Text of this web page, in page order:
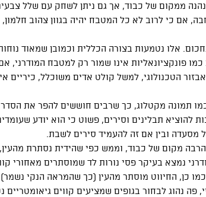
ממקום של כבוד, אך גם ניתן לשחק עם שלל
אם כי לרוב לא כל המטבח יהיה בגוון צהוב חלמון,
אלו נטמעות בצורה הכללית וכמובן שמאוד
פונקציונאליות אינו שמור רק למטבח המודרני,
הטכנולוגי, למשל קולט אדים משוכלל, כיריים
תמונה מקטלוג, כך שרבים חוששים להפר את הסדר
להוציא תבלינים וסירים, פשוט כי הוא יודע
מסעדה ובין אם זה להעמיד סירים לשבת.
מקום של כבוד, וממש כפי שהידית נסתרת
נמצא בעיקר פסי נורות לד שמוסתרים מאחורי
כן, החיווט מוסתר מהעין (כך שהמראה הנקי
פה נהוג לבחור בגופים שמציעים קווים